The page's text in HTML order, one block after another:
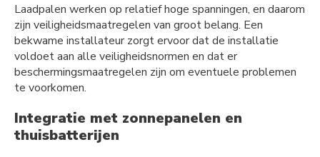
Laadpalen werken op relatief hoge spanningen, en daarom
zijn veiligheidsmaatregelen van groot belang. Een
bekwame installateur zorgt ervoor dat de installatie
voldoet aan alle veiligheidsnormen en dat er
beschermingsmaatregelen zijn om eventuele problemen
te voorkomen.
Integratie met zonnepanelen en
thuisbatterijen